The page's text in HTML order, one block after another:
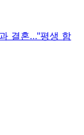
결혼…"평생 함